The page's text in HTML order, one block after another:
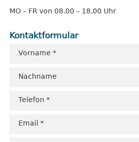
MO – FR von 08.00 – 18.00 Uhr
Kontaktformular
Vorname *
Nachname
Telefon *
Email *